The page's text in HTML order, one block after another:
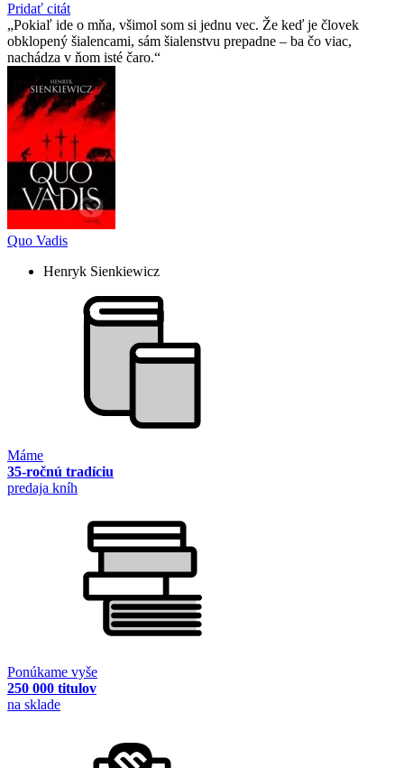
Pridať citát
Pokiaľ ide o mňa, všimol som si jednu vec. Že keď je človek
obklopený šialencami, sám šialenstvu prepadne – ba čo viac,
nachádza v ňom isté čaro.
Quo Vadis
Henryk Sienkiewicz
Máme
35-ročnú tradíciu
predaja kníh
Ponúkame vyše
250 000 titulov
na sklade